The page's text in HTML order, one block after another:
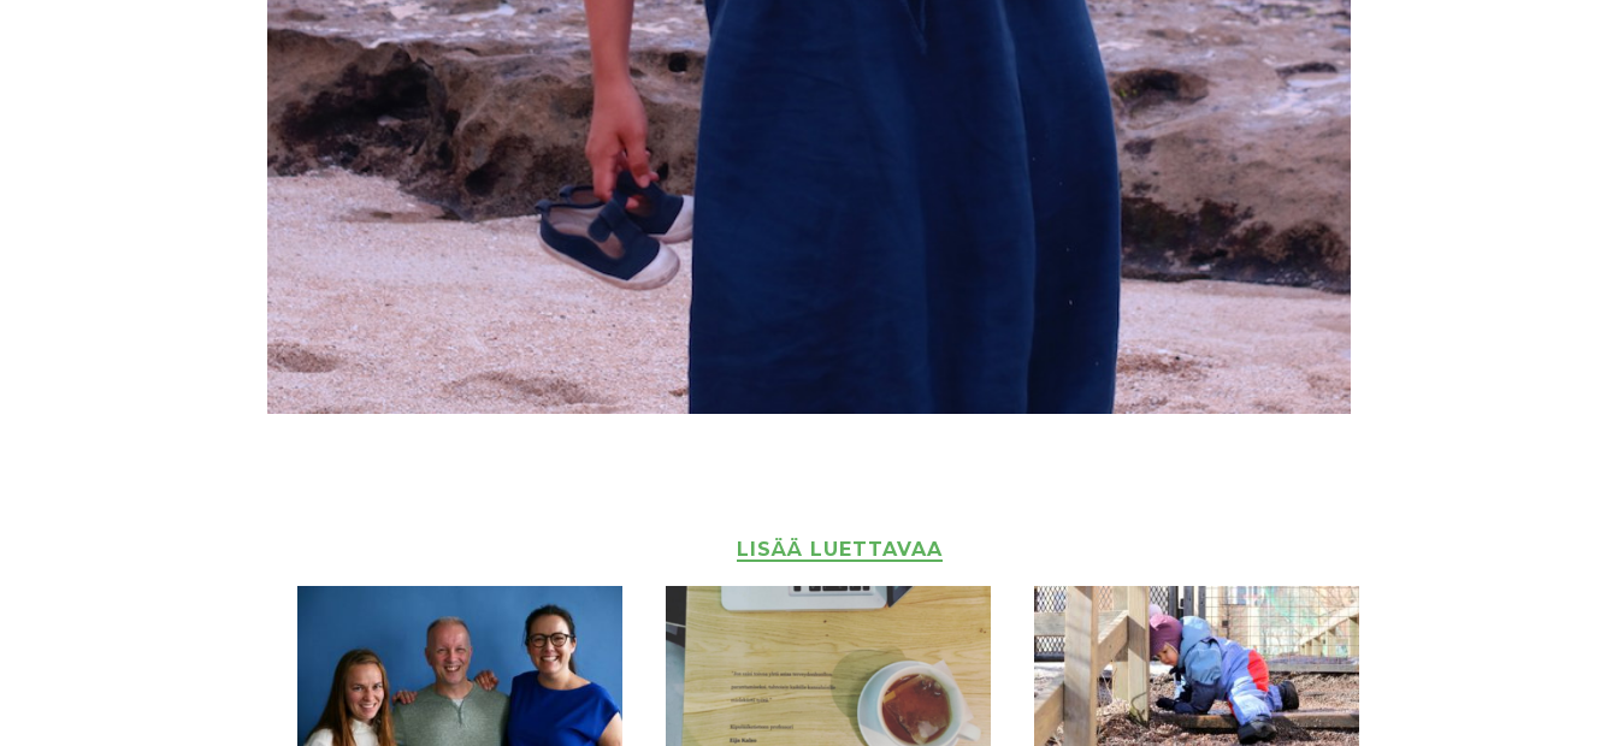
LISÄÄ LUETTAVAA